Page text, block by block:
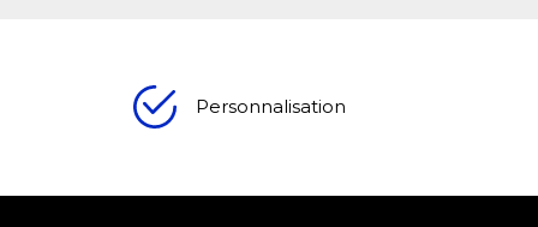
Personnalisation